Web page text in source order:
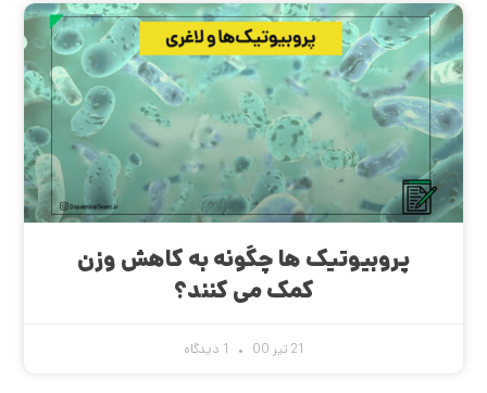
پروبیوتیک ها چگونه به کاهش وزن
کمک می کنند؟
21 تیر 00